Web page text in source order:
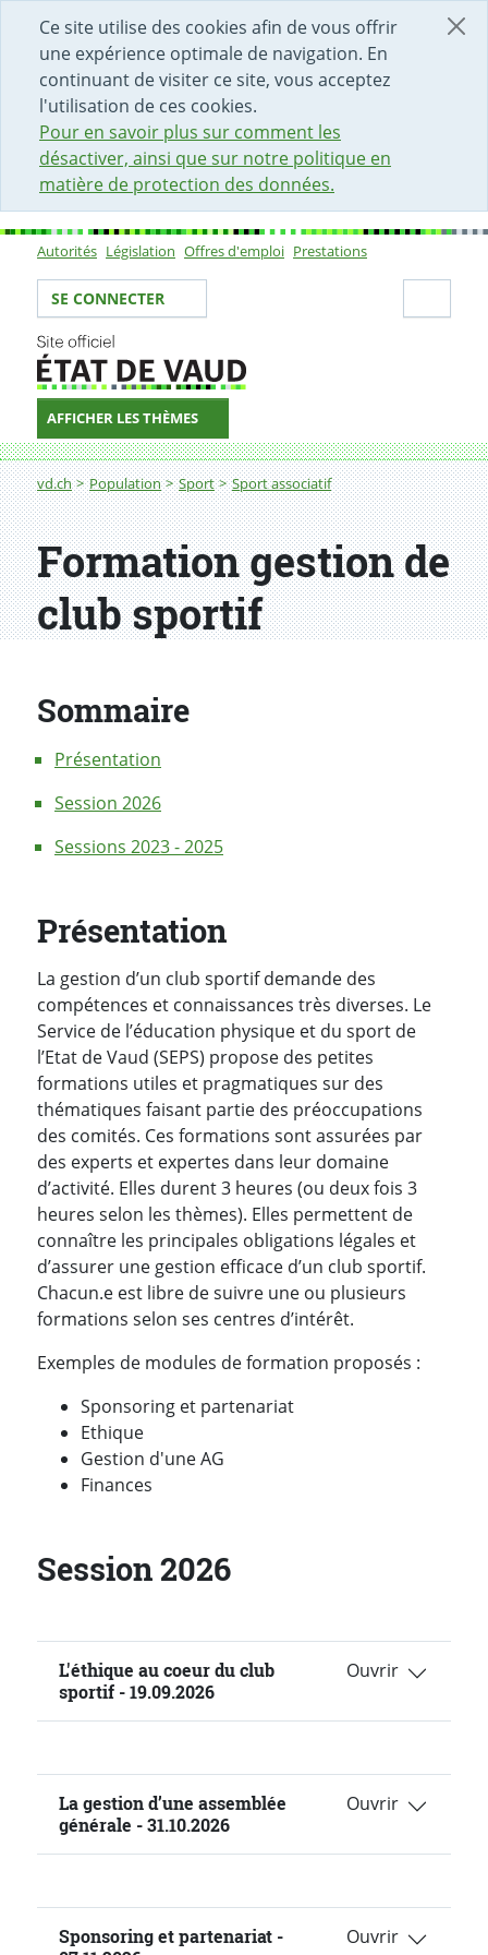
Ce site utilise des cookies afin de vous offrir
une expérience optimale de navigation. En
continuant de visiter ce site, vous acceptez
l'utilisation de ces cookies.
Pour en savoir plus sur comment les
désactiver, ainsi que sur notre politique en
matière de protection des données.
DÉBUT DU CONTENU DE LA PAGE
ACCÈS AU CHAMP DE RECHERCHE
PAGE D'ACCUEIL
FORMULAIRE DE CONTACT
Sous-navigation
Autorités Législation Offres d'emploi Prestations
Votre identité
SE CONNECTER
AFFICHER LES THÈMES
Fil d'Ariane
vd.ch Population Sport Sport associatif
Formation gestion de
club sportif
Sommaire
Présentation
Session 2026
Sessions 2023 - 2025
Présentation
La gestion d’un club sportif demande des
compétences et connaissances très diverses. Le
Service de l’éducation physique et du sport de
l’Etat de Vaud (SEPS) propose des petites
formations utiles et pragmatiques sur des
thématiques faisant partie des préoccupations
des comités. Ces formations sont assurées par
des experts et expertes dans leur domaine
d’activité. Elles durent 3 heures (ou deux fois 3
heures selon les thèmes). Elles permettent de
connaître les principales obligations légales et
d’assurer une gestion efficace d’un club sportif.
Chacun.e est libre de suivre une ou plusieurs
formations selon ses centres d’intérêt.
Exemples de modules de formation proposés :
Sponsoring et partenariat
Ethique
Gestion d'une AG
Finances
Session 2026
L'éthique au coeur du club
sportif - 19.09.2026
La gestion d’une assemblée
générale - 31.10.2026
Sponsoring et partenariat -